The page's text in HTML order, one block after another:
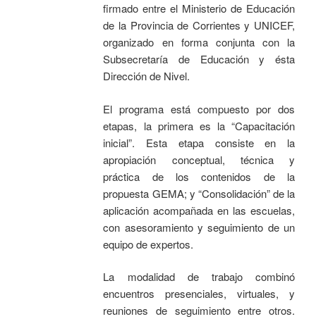
firmado entre el Ministerio de Educación
de la Provincia de Corrientes y UNICEF,
organizado en forma conjunta con la
Subsecretaría de Educación y ésta
Dirección de Nivel.
El programa está compuesto por dos
etapas, la primera es la “Capacitación
inicial”. Esta etapa consiste en la
apropiación conceptual, técnica y
práctica de los contenidos de la
propuesta GEMA; y “Consolidación” de la
aplicación acompañada en las escuelas,
con asesoramiento y seguimiento de un
equipo de expertos.
La modalidad de trabajo combinó
encuentros presenciales, virtuales, y
reuniones de seguimiento entre otros.